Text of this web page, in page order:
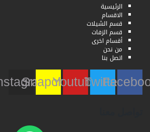
الرئيسية
الاقسام
قسم الشيلات
قسم الزفات
أقسام اخرى
من نحن
اتصل بنا
Twitter
Youtube
Snapchat
Instagram